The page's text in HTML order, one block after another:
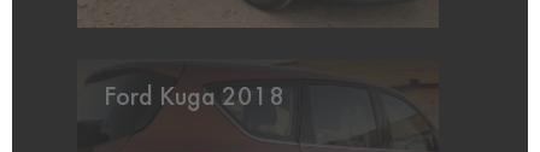
Ford Kuga 2018